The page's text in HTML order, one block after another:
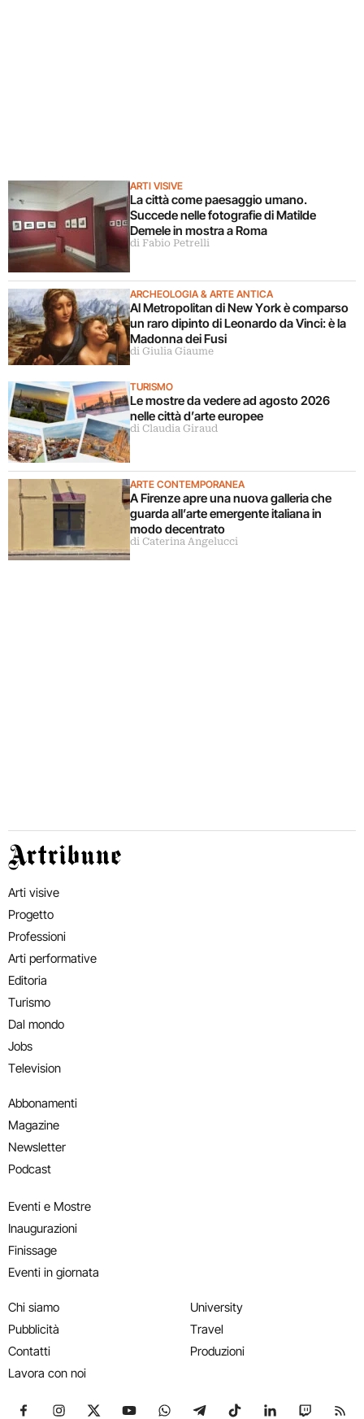
ARTI VISIVE
La città come paesaggio umano.
Succede nelle fotografie di Matilde
Demele in mostra a Roma
di Fabio Petrelli
ARCHEOLOGIA & ARTE ANTICA
Al Metropolitan di New York è comparso
un raro dipinto di Leonardo da Vinci: è la
Madonna dei Fusi
di Giulia Giaume
TURISMO
Le mostre da vedere ad agosto 2026
nelle città d’arte europee
di Claudia Giraud
ARTE CONTEMPORANEA
A Firenze apre una nuova galleria che
guarda all’arte emergente italiana in
modo decentrato
di Caterina Angelucci
Artribune
Arti visive
Progetto
Professioni
Arti performative
Editoria
Turismo
Dal mondo
Jobs
Television
Abbonamenti
Magazine
Newsletter
Podcast
Eventi e Mostre
Inaugurazioni
Finissage
Eventi in giornata
Chi siamo
Pubblicità
Contatti
Lavora con noi
University
Travel
Produzioni
Seguici su Facebook
Seguici su Instagram
Seguici su X
Seguici su YouTube
Seguici su WhatsApp
Seguici su Telegram
Seguici su TikTok
Seguici su
Seguici